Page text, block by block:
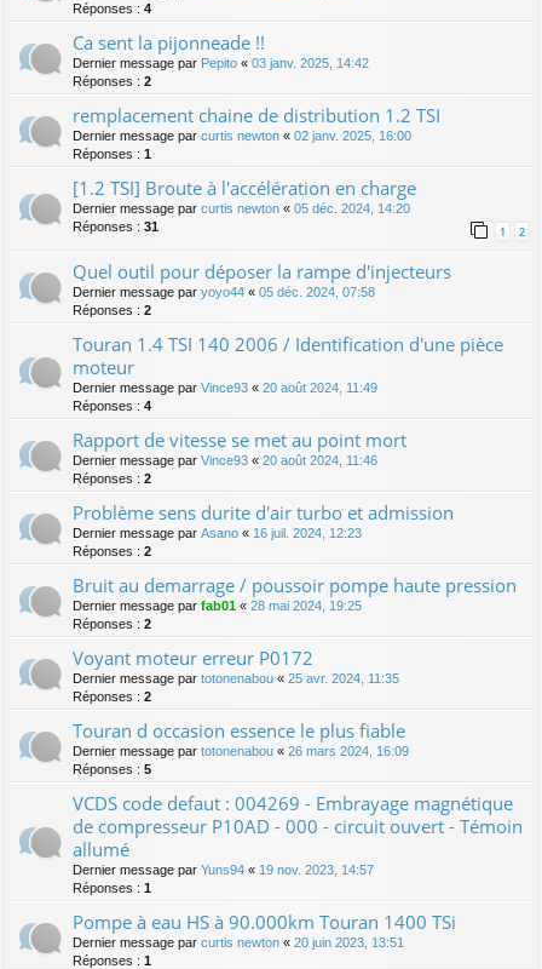
Réponses : 4
Ca sent la pijonneade !!
Dernier message par Pepito « 03 janv. 2025, 14:42
Réponses : 2
remplacement chaine de distribution 1.2 TSI
Dernier message par curtis newton « 02 janv. 2025, 16:00
Réponses : 1
[1.2 TSI] Broute à l'accélération en charge
Dernier message par curtis newton « 05 déc. 2024, 14:20
Réponses : 31 1 2
Quel outil pour déposer la rampe d'injecteurs
Dernier message par yoyo44 « 05 déc. 2024, 07:58
Réponses : 2
Touran 1.4 TSI 140 2006 / Identification d'une pièce
moteur
Dernier message par Vince93 « 20 août 2024, 11:49
Réponses : 4
Rapport de vitesse se met au point mort
Dernier message par Vince93 « 20 août 2024, 11:46
Réponses : 2
Problème sens durite d'air turbo et admission
Dernier message par Asano « 16 juil. 2024, 12:23
Réponses : 2
Bruit au demarrage / poussoir pompe haute pression
Dernier message par fab01 « 28 mai 2024, 19:25
Réponses : 2
Voyant moteur erreur P0172
Dernier message par totonenabou « 25 avr. 2024, 11:35
Réponses : 2
Touran d occasion essence le plus fiable
Dernier message par totonenabou « 26 mars 2024, 16:09
Réponses : 5
VCDS code defaut : 004269 - Embrayage magnétique
de compresseur P10AD - 000 - circuit ouvert - Témoin
allumé
Dernier message par Yuns94 « 19 nov. 2023, 14:57
Réponses : 1
Pompe à eau HS à 90.000km Touran 1400 TSi
Dernier message par curtis newton « 20 juin 2023, 13:51
Réponses : 1